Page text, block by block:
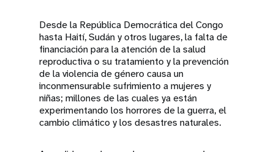
Desde la República Democrática del Congo
hasta Haití, Sudán y otros lugares, la falta de
financiación para la atención de la salud
reproductiva o su tratamiento y la prevención
de la violencia de género causa un
inconmensurable sufrimiento a mujeres y
niñas; millones de las cuales ya están
experimentando los horrores de la guerra, el
cambio climático y los desastres naturales.